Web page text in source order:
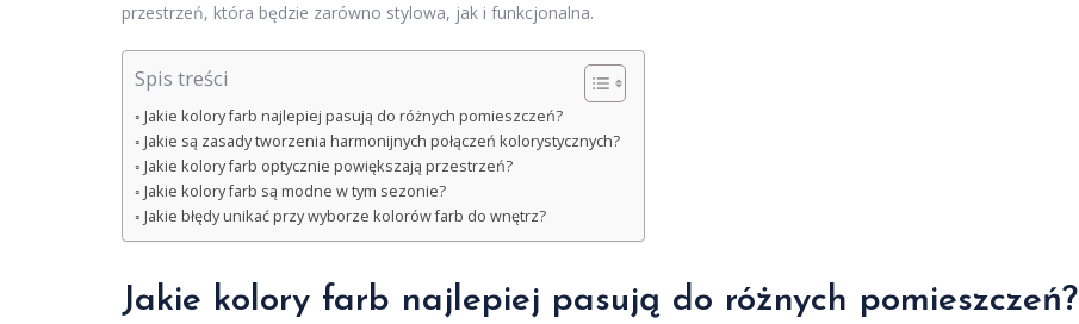
przestrzeń, która będzie zarówno stylowa, jak i funkcjonalna.
Spis treści
Jakie kolory farb najlepiej pasują do różnych pomieszczeń?
Jakie są zasady tworzenia harmonijnych połączeń kolorystycznych?
Jakie kolory farb optycznie powiększają przestrzeń?
Jakie kolory farb są modne w tym sezonie?
Jakie błędy unikać przy wyborze kolorów farb do wnętrz?
Jakie kolory farb najlepiej pasują do różnych pomieszczeń?